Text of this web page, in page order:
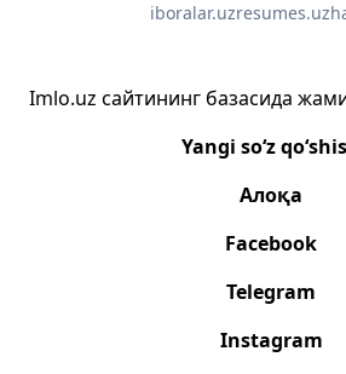
iboralar.uzresumes.uz
Imlo.uz сайтининг базасида
Yangi so‘z
Алоқа
Facebook
Telegram
Instagram